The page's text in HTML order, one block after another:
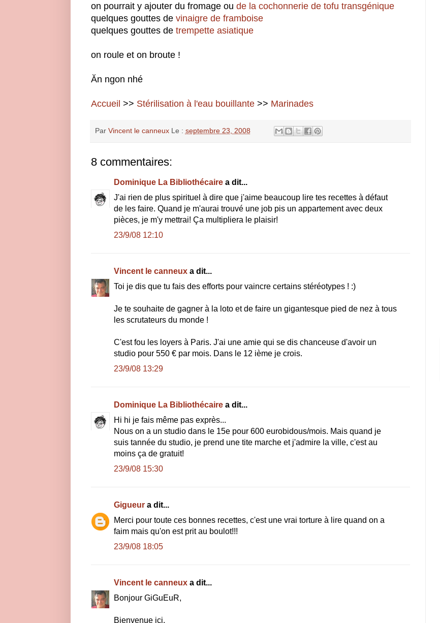
on pourrait y ajouter du fromage ou de la cochonnerie de tofu transgénique
quelques gouttes de vinaigre de framboise
quelques gouttes de trempette asiatique
on roule et on broute !
Ăn ngon nhé
Accueil >> Stérilisation à l'eau bouillante>> Marinades
Par Vincent le canneux Le : septembre 23, 2008
8 commentaires:
Dominique La Bibliothécairea dit...
J'ai rien de plus spirituel à dire que j'aime beaucoup lire tes recettes à défaut
de les faire. Quand je m'aurai trouvé une job pis un appartement avec deux
pièces, je m'y mettrai! Ça multipliera le plaisir!
23/9/08 12:10
Vincent le canneuxa dit...
Toi je dis que tu fais des efforts pour vaincre certains stéréotypes ! :)
Je te souhaite de gagner à la loto et de faire un gigantesque pied de nez à tous
les scrutateurs du monde !
C'est fou les loyers à Paris. J'ai une amie qui se dis chanceuse d'avoir un
studio pour 550 € par mois. Dans le 12 ième je crois.
23/9/08 13:29
Dominique La Bibliothécairea dit...
Hi hi je fais même pas exprès...
Nous on a un studio dans le 15e pour 600 eurobidous/mois. Mais quand je
suis tannée du studio, je prend une tite marche et j'admire la ville, c'est au
moins ça de gratuit!
23/9/08 15:30
Gigueura dit...
Merci pour toute ces bonnes recettes, c'est une vrai torture à lire quand on a
faim mais qu'on est prit au boulot!!!
23/9/08 18:05
Vincent le canneuxa dit...
Bonjour GiGuEuR,
Bienvenue ici.